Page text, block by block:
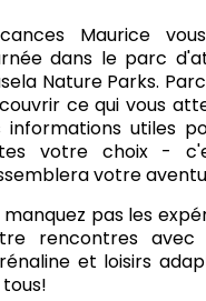
Maurice
dans le parc
Nature Parks.
ce qui vous
informations utiles
votre choix -
votre
manquez pas les
rencontres
et loisirs